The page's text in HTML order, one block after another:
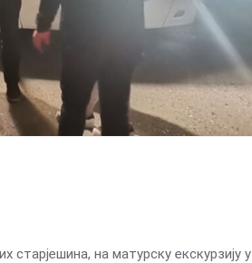
на матурску екскурзију у